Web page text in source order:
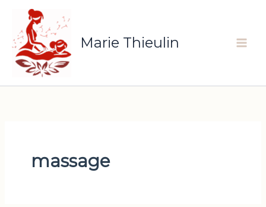
contenu
Marie Thieulin
massage